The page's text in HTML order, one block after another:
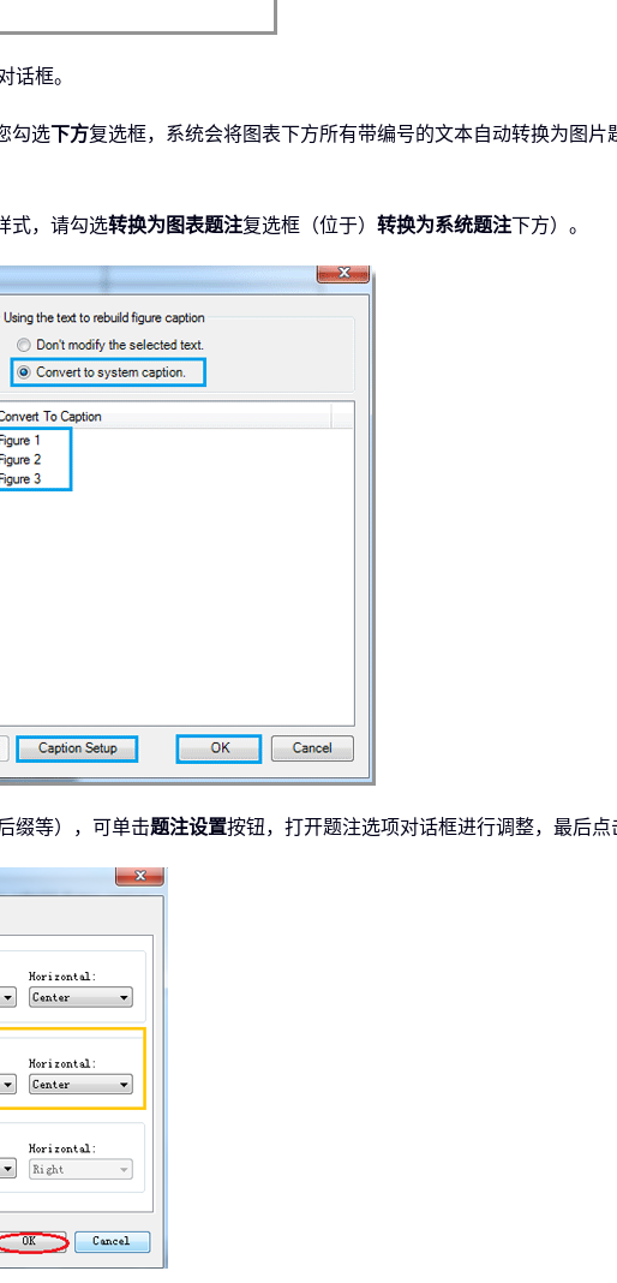
话框。
勾选下方复选框，系统会将图表下方所有带编号的文本自动转换为图
式，请勾选转换为图表题注复选框（位于） 转换为系统题注下方）。
缀等），可单击题注设置按钮，打开题注选项对话框进行调整，最后点